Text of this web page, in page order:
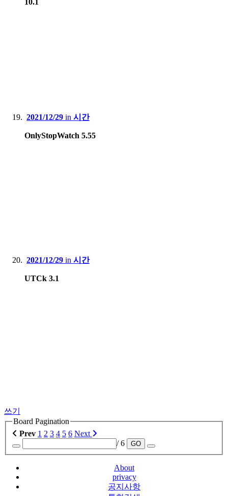
10.1
2021/12/29 in 시간
OnlyStopWatch 5.55
2021/12/29 in 시간
UTCk 3.1
쓰기
Board Pagination
Prev 1 2 3 4 5 6 Next
/ 6
GO
About
privacy
공지사항